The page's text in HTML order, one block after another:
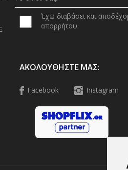
Έχω διαβάσει και
απορρήτου
ΑΚΟΛΟΥΘΉΣΤΕ ΜΑΣ:
Facebook Instagram